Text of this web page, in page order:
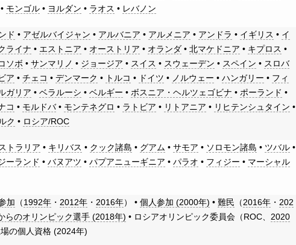
• モンゴル • ヨルダン • ラオス • レバノン
ド • アゼルバイジャン • アルバニア • アルメニア • アンドラ • イギリス • イ
ライナ • エストニア • オーストリア • オランダ •北マケドニア • キプロス •
ソボ •サンマリノ • ジョージア • スイス • スウェーデン • スペイン • スロバ
ア •チェコ •デンマーク • トルコ • ドイツ • ノルウェー •ハンガリー • フィ
ガリア •ベラルーシ •ベルギー •ボスニア・ヘルツェゴビナ •ポーランド •
コ • モルドバ• モンテネグロ • ラトビア • リトアニア • リヒテンシュタイン •
ク • ロシア/ROC
トラリア • キリバス • クック諸島 • グアム •サモア • ソロモン諸島 • ツバル •
ーランド •バヌアツ •パプアニューギニア •パラオ • フィジー • マーシャル
加 （1992年 ・2012年 ・2016年） •個人参加 (2000年) •難民 （2016年 ・202
らのオリンピック選手 (2018年) • ロシアオリンピック委員会（ROC、2020
の個人資格 (2024年)